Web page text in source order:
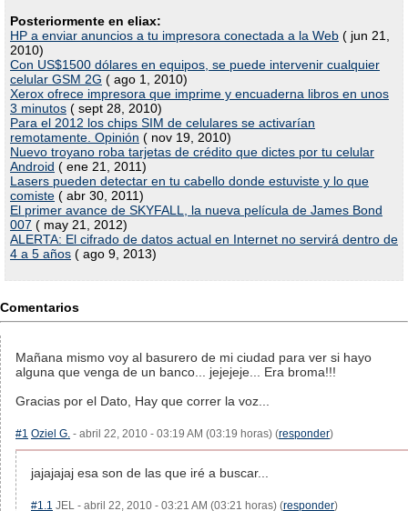
Posteriormente en eliax:
HP a enviar anuncios a tu impresora conectada a la Web ( jun 21,
2010)
Con US$1500 dólares en equipos, se puede intervenir cualquier
celular GSM 2G ( ago 1, 2010)
Xerox ofrece impresora que imprime y encuaderna libros en unos
3 minutos ( sept 28, 2010)
Para el 2012 los chips SIM de celulares se activarían
remotamente. Opinión ( nov 19, 2010)
Nuevo troyano roba tarjetas de crédito que dictes por tu celular
Android ( ene 21, 2011)
Lasers pueden detectar en tu cabello donde estuviste y lo que
comiste ( abr 30, 2011)
El primer avance de SKYFALL, la nueva película de James Bond
007 ( may 21, 2012)
ALERTA: El cifrado de datos actual en Internet no servirá dentro de
4 a 5 años ( ago 9, 2013)
Comentarios
Mañana mismo voy al basurero de mi ciudad para ver si hayo
alguna que venga de un banco... jejejeje... Era broma!!!
Gracias por el Dato, Hay que correr la voz...
#1 Oziel G. - abril 22, 2010 - 03:19 AM (03:19 horas) (responder)
jajajajaj esa son de las que iré a buscar...
#1.1 JEL - abril 22, 2010 - 03:21 AM (03:21 horas) (responder)